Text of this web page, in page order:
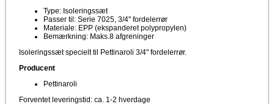
Type: Isoleringssæt
Passer til: Serie 7025, 3/4" fordelerrør
Materiale: EPP (ekspanderet polypropylen)
Bemærkning: Maks.8 afgreninger
Isoleringssæt specielt til Pettinaroli 3/4" fordelerrør.
Producent
Pettinaroli
Forventet leveringstid: ca. 1-2 hverdage